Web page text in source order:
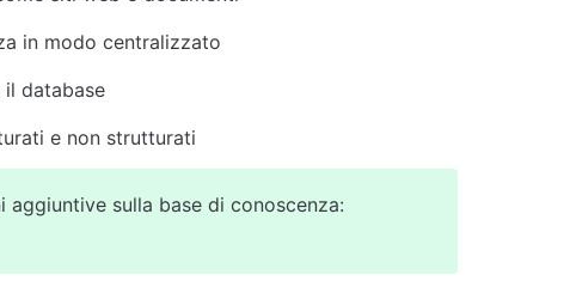
in modo centralizzato
il database
sulla base di conoscenza: